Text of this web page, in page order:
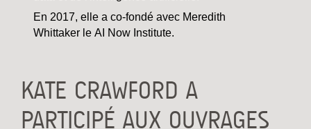
En 2017, elle a co-fondé avec Meredith
Whittaker le AI Now Institute.
KATE CRAWFORD A
PARTICIPÉ AUX OUVRAGES